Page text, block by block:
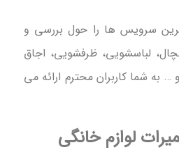
سرویس ها را حول بررسی و
لباسشویی، ظرفشویی، اجاق
… به شما کاربران محترم ارائه می
لوازم خانگی